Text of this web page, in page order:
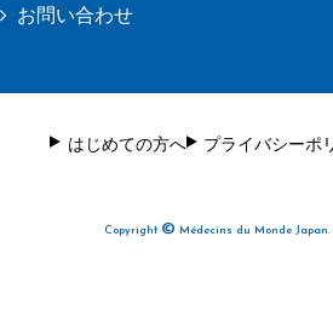
お問い合わせ
はじめての方へ プライバシーポ
Copyright © Médecins du Monde